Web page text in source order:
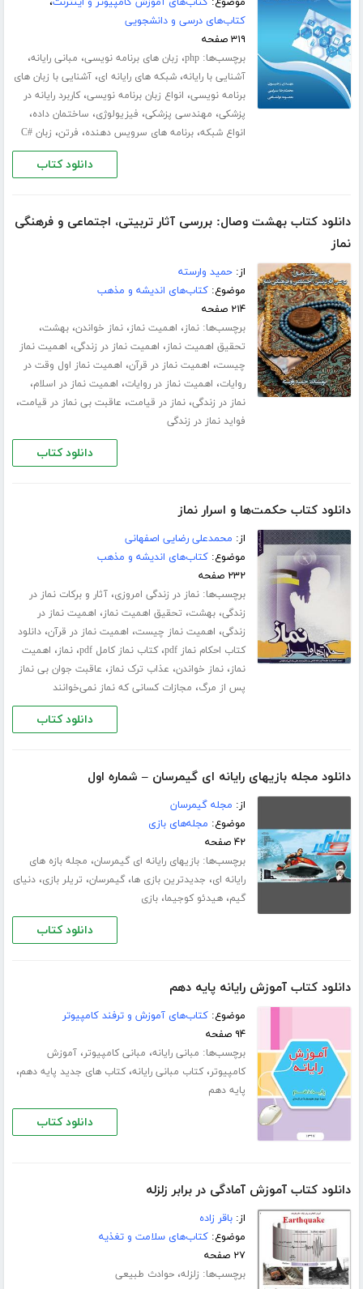
کتاب‌های درسی و دانشجویی
۳۱۹ صفحه
برچسب‌ها:php، زبان های برنامه نویسی، مبانی رایانه،
آشنایی با رایانه،شبکه های رایانه ای،آشنایی با زبان های
برنامه نویسی، انواع زبان برنامه نویسی،کاربرد رایانه در
پزشکی، مهندسی پزشکی، فیزیولوژی، ساختمان داده،
انواع شبکه،برنامه های سرویس دهنده، فرتن، زبان #C
دانلود کتاب
دانلود کتاب بهشت وصال: بررسی آثار تربیتی، اجتماعی و فرهنگی
نماز
از:حمید وارسته
موضوع:کتاب‌های اندیشه و مذهب
۲۱۴ صفحه
برچسب‌ها:نماز، اهمیت نماز،نماز خواندن،بهشت،
تحقیق اهمیت نماز، اهمیت نماز در زندگی، اهمیت نماز
چیست، اهمیت نماز در قرآن، اهمیت نماز اول وقت در
روایات، اهمیت نماز در روایات، اهمیت نماز در اسلام،
نماز در زندگی،نماز در قیامت، عاقبت بی نماز در قیامت،
فواید نماز در زندگی
دانلود کتاب
دانلود کتاب حکمت‌ها و اسرار نماز
از: محمدعلی رضایی اصفهانی
موضوع:کتاب‌های اندیشه و مذهب
۲۳۲ صفحه
برچسب‌ها:نماز در زندگی امروزی،آثار و برکات نماز در
زندگی،بهشت، تحقیق اهمیت نماز، اهمیت نماز در
زندگی، اهمیت نماز چیست، اهمیت نماز در قرآن،دانلود
کتاب احکام نماز pdf
،کتاب نماز کامل pdf ،نماز، اهمیت
نماز،نماز خواندن، عذاب ترک نماز، عاقبت جوان بی نماز
پس از مرگ، مجازات کسانی که نماز نمی‌خوانند
دانلود کتاب
دانلود مجله بازیهای رایانه ای گیمرسان – شماره اول
از: مجله گیمرسان
موضوع: مجله‌های بازی
۴۲ صفحه
برچسب‌ها:بازیهای رایانه ای گیمرسان، مجله بازه های
رایانه ای، جدیدترین بازی ها،گیمرسان، تریلر بازی،دنیای
گیم،هیدئو کوجیما،بازی
دانلود کتاب
دانلود کتاب آموزش رایانه پایه دهم
موضوع:کتاب‌های آموزش و ترفند کامپیوتر
۹۴ صفحه
برچسب‌ها: مبانی رایانه، مبانی کامپیوتر،آموزش
کامپیوتر،کتاب مبانی رایانه،کتاب های جدید پایه دهم،
پایه دهم
دانلود کتاب
دانلود کتاب آموزش آمادگی در برابر زلزله
از:باقر زاده
موضوع:کتاب‌های سلامت و تغذیه
۲۷ صفحه
برچسب‌ها: زلزله،حوادث طبیعی